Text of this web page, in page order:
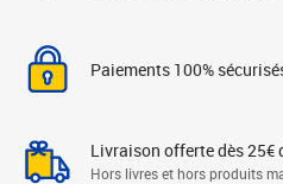
Paiements 100%
Livraison offerte dès 25€
Hors livres et hors produits